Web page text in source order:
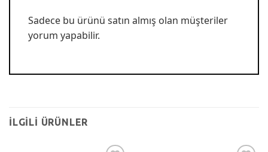
Sadece bu ürünü satın almış olan müşteriler
yorum yapabilir.
İLGILI ÜRÜNLER